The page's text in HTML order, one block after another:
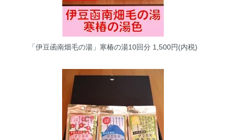
「伊豆函南畑毛の湯」寒椿の湯10回分1,500円(内税)